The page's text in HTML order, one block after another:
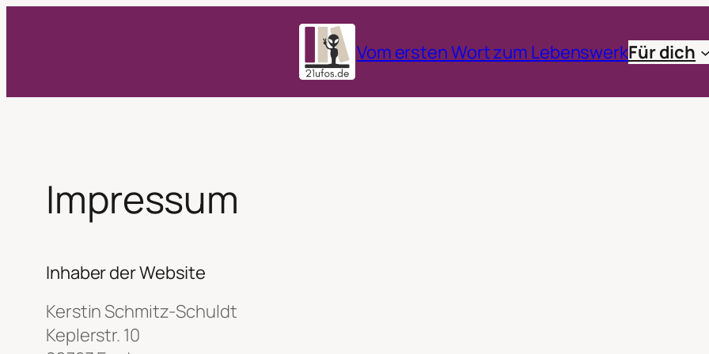
Vom ersten Wort zum LebenswerkFür dich
Impressum
Inhaber der Website
Kerstin Schmitz-Schuldt
Keplerstr. 10